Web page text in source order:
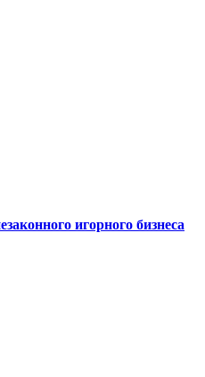
игорного бизнеса